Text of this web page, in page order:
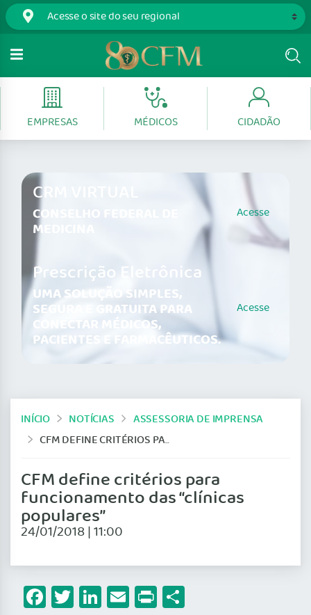
EMPRESAS MÉDICOS CIDADÃO
CRM VIRTUAL
CONSELHO FEDERAL DE
MEDICINA
Acesse
Prescrição Eletrônica
UMA SOLUÇÃO SIMPLES,
SEGURA E GRATUITA PARA
CONECTAR MÉDICOS,
PACIENTES E FARMACÊUTICOS.
Acesse
INÍCIO NOTÍCIAS
ASSESSORIA DE IMPRENSA
CFM DEFINE CRITÉRIOS PARA FUNCIONAMENTO DAS “CLÍNICAS POPULARES”
CFM define critérios para
funcionamento das “clínicas
populares”
24/01/2018 | 11:00
Facebook
Twitter
LinkedIn
Email
Print